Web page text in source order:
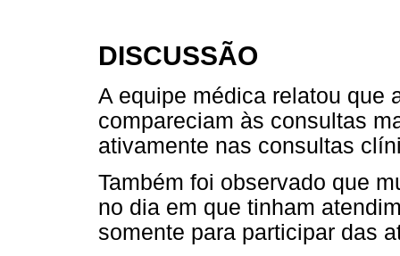
DISCUSSÃO
A equipe médica relatou que
compareciam às consultas
ativamente nas consultas
Também foi observado que
no dia em que tinham
somente para participar das